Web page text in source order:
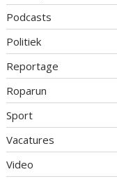
Podcasts
Politiek
Reportage
Roparun
Sport
Vacatures
Video